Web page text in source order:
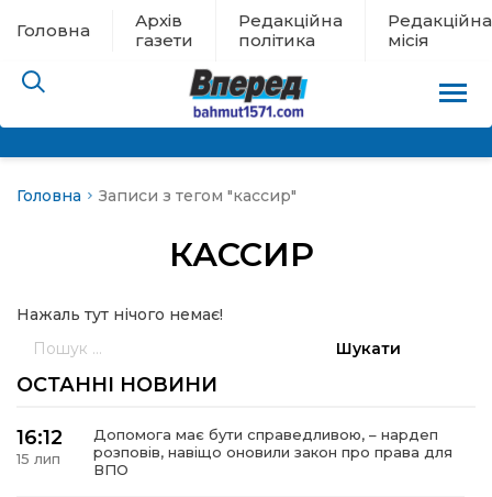
Головна
Архів
газети
Редакційна
політика
Редакційна
місія
новини
Головна Записи з тегом "кассир"
КАССИР
Нажаль тут нічого немає!
ОСТАННІ НОВИНИ
16:12
15 лип
Допомога має бути справедливою, – нардеп
розповів, навіщо оновили закон про права для
ВПО